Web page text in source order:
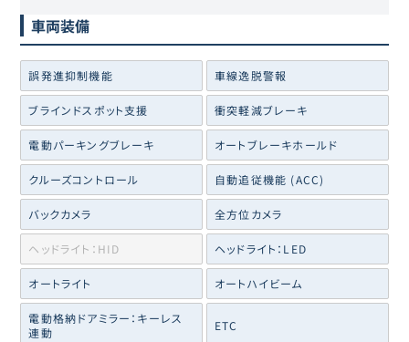
車両装備
誤発進抑制機能 車線逸脱警報
ブラインドスポット支援 衝突軽減ブレーキ
電動パーキングブレーキ オートブレーキホールド
クルーズコントロール 自動追従機能 (ACC)
バックカメラ 全方位カメラ
ヘッドライト：HID ヘッドライト：LED
オートライト オートハイビーム
電動格納ドアミラー：キーレス
連動
ETC